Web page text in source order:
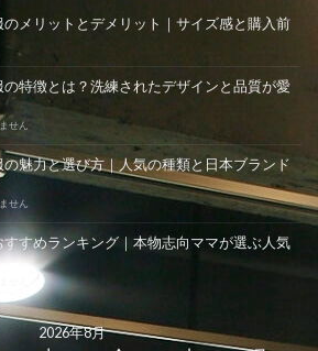
のメリットとデメリット｜サイズ感と購入前
の特徴とは？洗練されたデザインと品質が愛
せん
の魅力と選び方｜人気の種類と日本ブランド
せん
すめランキング｜本物志向ママが選ぶ人気
せん
2026年8月